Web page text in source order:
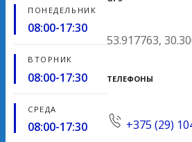
ПОНЕДЕЛЬНИК
08:00-17:30
ВТОРНИК
08:00-17:30
СРЕДА
08:00-17:30
53.917763,
ТЕЛЕФОНЫ
+375 (29)